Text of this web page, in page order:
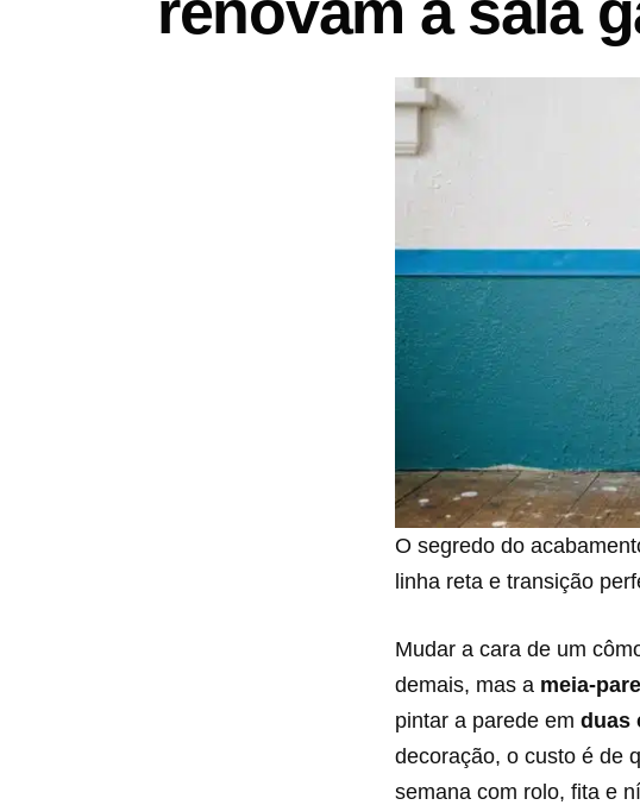
O segredo do
linha reta e transição
Mudar a cara de um
demais, mas a meia-
pintar a parede em duas
decoração, o custo é de
semana com rolo, fita e